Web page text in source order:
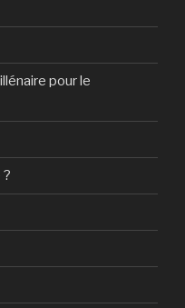
pour le